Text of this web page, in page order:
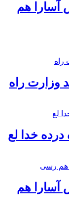
آسارا هم
وزارت راه
خدا لع
آسارا هم